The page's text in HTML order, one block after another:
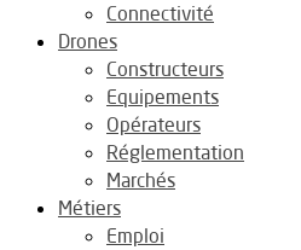
Connectivité
Drones
Constructeurs
Equipements
Opérateurs
Réglementation
Marchés
Métiers
Emploi